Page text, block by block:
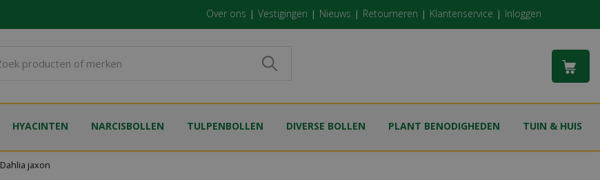
Dahlia jaxon
Over ons Vestigingen Nieuws Retourneren Klantenservice Inloggen
HYACINTEN NARCISBOLLEN TULPENBOLLEN DIVERSE BOLLEN PLANT BENODIGHEDEN TUIN & HUIS